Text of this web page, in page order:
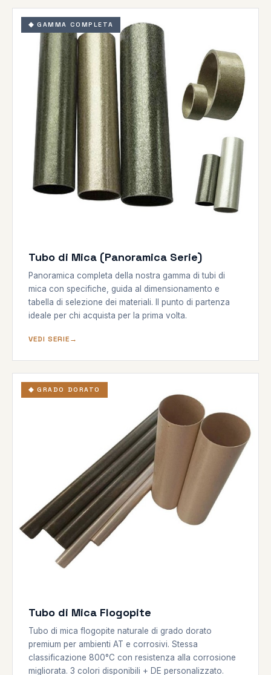
◆ GAMMA COMPLETA
Tubo di Mica (Panoramica Serie)
Panoramica completa della nostra gamma di tubi di
mica con specifiche, guida al dimensionamento e
tabella di selezione dei materiali. Il punto di partenza
ideale per chi acquista per la prima volta.
VEDI SERIE
◆ GRADO DORATO
Tubo di Mica Flogopite
Tubo di mica flogopite naturale di grado dorato
premium per ambienti AT e corrosivi. Stessa
classificazione 800°C con resistenza alla corrosione
migliorata. 3 colori disponibili + DE personalizzato.